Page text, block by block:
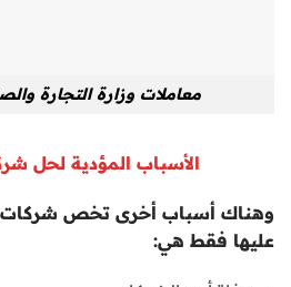
معاملات وزارة التجارة
الأسباب المؤدية لحل
وهناك أسباب أخرى تخص
عليها فقط هي: